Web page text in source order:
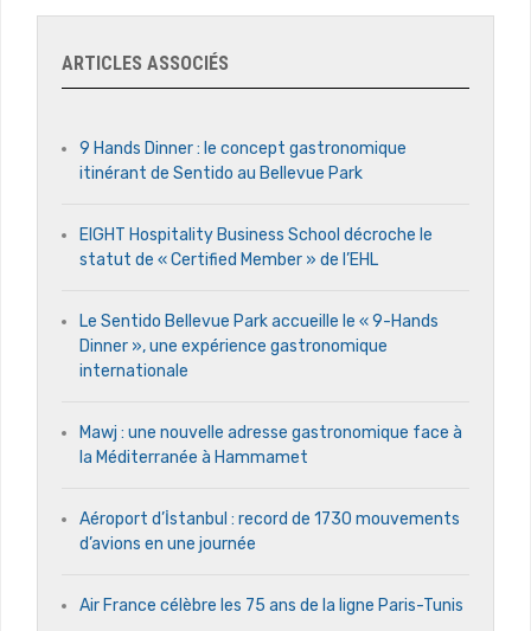
ARTICLES ASSOCIÉS
9 Hands Dinner : le concept gastronomique
itinérant de Sentido au Bellevue Park
EIGHT Hospitality Business School décroche le
statut de « Certified Member » de l’EHL
Le Sentido Bellevue Park accueille le « 9-Hands
Dinner », une expérience gastronomique
internationale
Mawj : une nouvelle adresse gastronomique face à
la Méditerranée à Hammamet
Aéroport d’İstanbul : record de 1730 mouvements
d’avions en une journée
Air France célèbre les 75 ans de la ligne Paris-Tunis